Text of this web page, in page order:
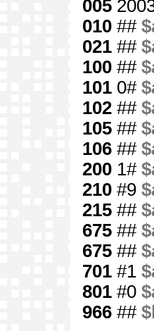
005
010 ##
021 ##
100 ##
101 0#
102 ##
105 ##
106 ##
200 1#
210 #9
215 ##
675 ##
675 ##
701 #1
801 #0
966 ## $l